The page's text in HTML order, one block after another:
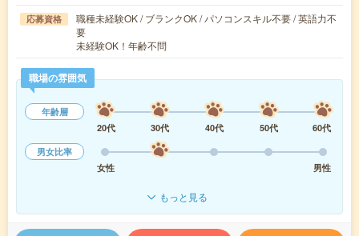
応募資格
職種未経験OK / ブランクOK / パソコンスキル不要 / 英語力不
要
未経験OK！年齢不問
職場の雰囲気
年齢層
20代
30代 40代 50代
60代
男女比率
女性
男性
もっと見る